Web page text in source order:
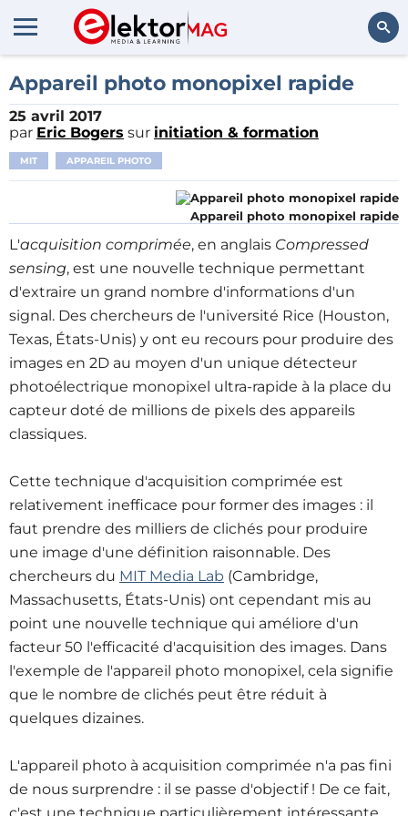
Rechercher
Appareil photo monopixel rapide
25 avril 2017
par Eric Bogers sur initiation & formation
MIT APPAREIL PHOTO
Appareil photo monopixel rapide
L'acquisition comprimée, en anglais Compressed
sensing, est une nouvelle technique permettant
d'extraire un grand nombre d'informations d'un
signal. Des chercheurs de l'université Rice (Houston,
Texas, États-Unis) y ont eu recours pour produire des
images en 2D au moyen d'un unique détecteur
photoélectrique monopixel ultra-rapide à la place du
capteur doté de millions de pixels des appareils
classiques.
Cette technique d'acquisition comprimée est
relativement inefficace pour former des images : il
faut prendre des milliers de clichés pour produire
une image d'une définition raisonnable. Des
chercheurs du MIT Media Lab (Cambridge,
Massachusetts, États-Unis) ont cependant mis au
point une nouvelle technique qui améliore d'un
facteur 50 l'efficacité d'acquisition des images. Dans
l'exemple de l'appareil photo monopixel, cela signifie
que le nombre de clichés peut être réduit à
quelques dizaines.
L'appareil photo à acquisition comprimée n'a pas fini
de nous surprendre : il se passe d'objectif ! De ce fait,